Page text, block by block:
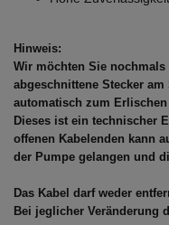
Hinweis:
Wir möchten Sie
abgeschnittene Stecker
automatisch zum
Dieses ist ein technischer
offenen Kabelenden kann
der Pumpe gelangen und
Das Kabel darf weder
Bei jeglicher Veränderung